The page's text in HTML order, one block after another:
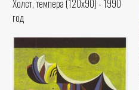
Холст, темпера (120x90) - 1990
год